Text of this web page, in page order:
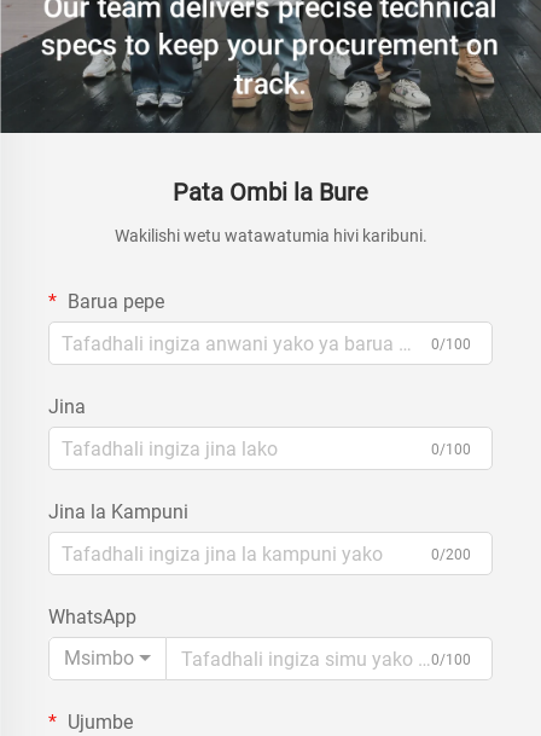
Pata Ombi la Bure
Wakilishi wetu watawatumia hivi karibuni.
Barua pepe
0/100
Jina
0/100
Jina la Kampuni
0/200
WhatsApp
Msimbo
0/100
Ujumbe